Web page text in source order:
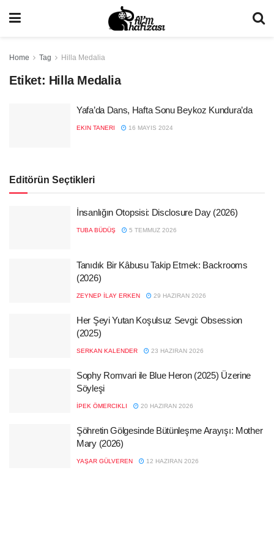
Home Tag Hilla Medalia
Etiket: Hilla Medalia
Yafa’da Dans, Hafta Sonu Beykoz Kundura’da
EKIN TANERI 16 MAYIS 2024
Editörün Seçtikleri
İnsanlığın Otopsisi: Disclosure Day (2026)
TUBA BÜDÜŞ 5 TEMMUZ 2026
Tanıdık Bir Kâbusu Takip Etmek: Backrooms
(2026)
ZEYNEP İLAY ERKEN 29 HAZIRAN 2026
Her Şeyi Yutan Koşulsuz Sevgi: Obsession
(2025)
SERKAN KALENDER 23 HAZIRAN 2026
Sophy Romvari ile Blue Heron (2025) Üzerine
Söyleşi
İPEK ÖMERCIKLI 20 HAZIRAN 2026
Şöhretin Gölgesinde Bütünleşme Arayışı: Mother
Mary (2026)
YAŞAR GÜLVEREN 12 HAZIRAN 2026